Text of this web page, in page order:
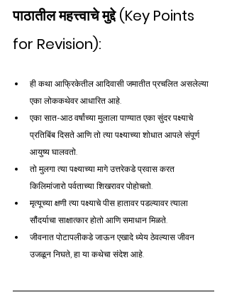
पाठातील महत्त्वाचे मुद्दे (Key Points
for Revision):
ही कथा आफ्रिकेतील आदिवासी जमातीत प्रचलित असलेल्या
एका लोककथेवर आधारित आहे.
एका सात-आठ वर्षांच्या मुलाला पाण्यात एका सुंदर पक्ष्याचे
प्रतिबिंब दिसते आणि तो त्या पक्ष्याच्या शोधात आपले संपूर्ण
आयुष्य घालवतो.
तो मुलगा त्या पक्ष्याच्या मागे उत्तरेकडे प्रवास करत
किलिमांजारो पर्वताच्या शिखरावर पोहोचतो.
मृत्यूच्या क्षणी त्या पक्ष्याचे पीस हातावर पडल्यावर त्याला
सौंदर्याचा साक्षात्कार होतो आणि समाधान मिळते.
जीवनात पोटापलीकडे जाऊन एखादे ध्येय ठेवल्यास जीवन
उजळून निघते, हा या कथेचा संदेश आहे.